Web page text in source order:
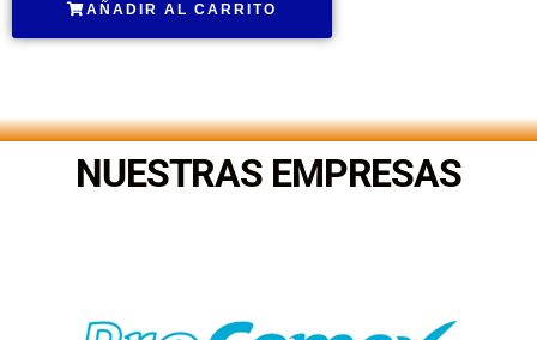
AÑADIR AL CARRITO
NUESTRAS EMPRESAS